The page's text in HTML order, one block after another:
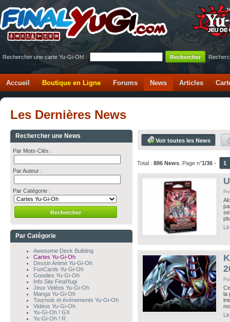
Rechercher une carte Yu-Gi-Oh! :
Accueil Boutique en Ligne Forums News Articles
Les Dernières News
Rechercher une News
Par Mots-Clés :
Par Auteur :
Par Catégorie :
Par Catégorie
Awesome Deck Building
Cartes Yu-Gi-Oh
Dessin Animé Yu-Gi-Oh
FunCards Yu-Gi-Oh
Goodies Yu-Gi-Oh
Info Site FinalYugi
Jeux Vidéos Yu-Gi-Oh
Manga Yu-Gi-Oh
Tournois et événements Yu-Gi-Oh
Vidéos Yu-Gi-Oh
Yu-Gi-Oh ! GX
Yu-Gi-Oh ! R
Voir toutes les News
Total :886 News . Page n°1/36 - 1
la